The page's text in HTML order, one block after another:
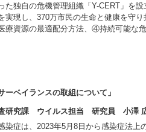
た独自の危機管理組織「Y-CERT」を
実現し、370万市民の生命と健康を守
資源の最適配分方法、④持続可能な
ーベイランスの取組について」
研究課 ウイルス担当 研究員 小澤
症は、2023年5月8日から感染症法上